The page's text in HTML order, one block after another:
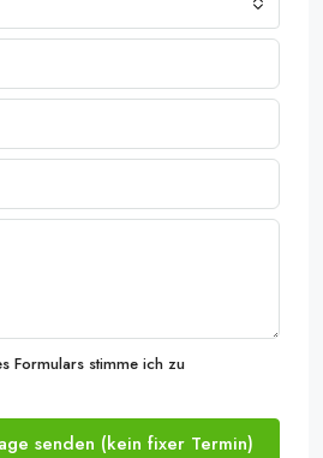
Formulars stimme ich zu
senden (kein fixer Termin)